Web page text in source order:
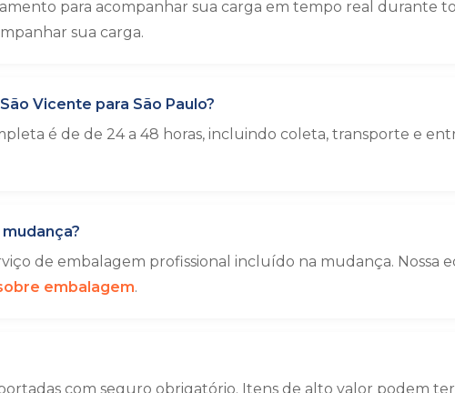
para acompanhar sua carga em tempo real durante
sua carga.
Vicente para São Paulo?
é de de 24 a 48 horas, incluindo coleta, transporte e
de embalagem profissional incluído na mudança. Nossa
embalagem.
com seguro obrigatório. Itens de alto valor podem